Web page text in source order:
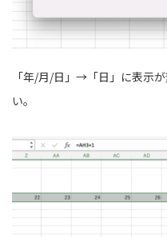
「年/月/日」→「日」に表示
い。